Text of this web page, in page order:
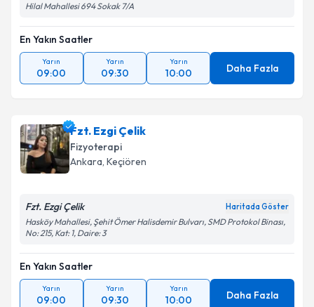
Hilal Mahallesi 694 Sokak 7/A
En Yakın Saatler
Yarın
09:00
Yarın
09:30
Yarın
10:00 Daha Fazla
Fzt. Ezgi Çelik
Fizyoterapi
Ankara, Keçiören
Fzt. Ezgi Çelik Haritada Göster
Hasköy Mahallesi, Şehit Ömer Halisdemir Bulvarı, SMD Protokol Binası,
No: 215, Kat: 1, Daire: 3
En Yakın Saatler
Yarın
09:00
Yarın
09:30
Yarın
10:00 Daha Fazla